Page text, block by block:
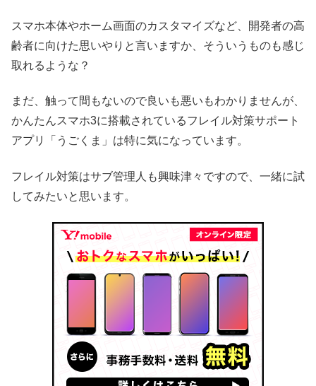
スマホ本体やホーム画面のカスタマイズなど、開発者の高
齢者に向けた思いやりと言いますか、そういうものも感じ
取れるような？
まだ、触って間もないので良いも悪いもわかりませんが、
かんたんスマホ3に搭載されているフレイル対策サポート
アプリ「うごくま」は特に気になっています。
フレイル対策はサブ管理人も興味津々ですので、一緒に試
してみたいと思います。